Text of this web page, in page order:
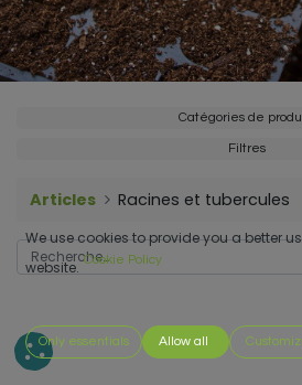
Catégories de
Filtres
Articles Racines et tubercules
We use cookies to provide you a better
website. Cookie Policy
Only essentials Allow all